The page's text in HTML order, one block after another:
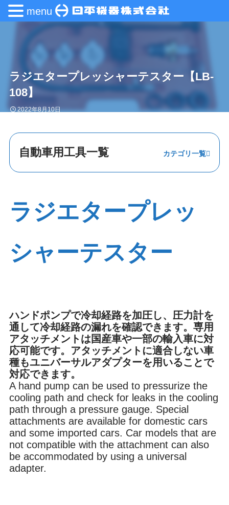
ラジエタープレッシャーテスター【LB-
108】
2022年8月10日
自動車用工具一覧
足回り
ブレーキ オイル
その他
ラジエタープレッ
シャーテスター
ハンドポンプで冷却経路を加圧し、圧力計を
通して冷却経路の漏れを確認できます。専用
アタッチメントは国産車や一部の輸入車に対
応可能です。アタッチメントに適合しない車
種もユニバーサルアダプターを用いることで
対応できます。
A hand pump can be used to pressurize the
cooling path and check for leaks in the cooling
path through a pressure gauge. Special
attachments are available for domestic cars
and some imported cars. Car models that are
not compatible with the attachment can also
be accommodated by using a universal
adapter.
menu